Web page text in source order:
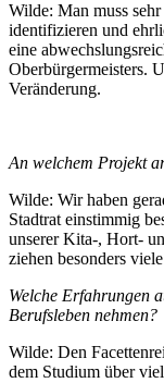
Wilde: Man muss
identifizieren und
eine
Oberbürgermeisters.
Veränderung.
An welchem Projekt
Wilde: Wir haben
Stadtrat einstimmig
unserer Kita-, Hort-
ziehen besonders
Welche Erfahrungen
Berufsleben nehmen?
Wilde: Den
dem Studium über